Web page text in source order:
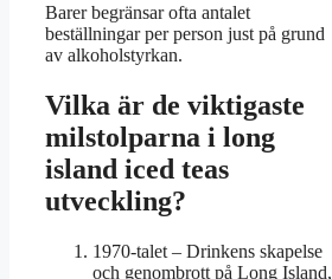
Barer begränsar ofta antalet
beställningar per person just på grund
av alkoholstyrkan.
Vilka är de viktigaste
milstolparna i long
island iced teas
utveckling?
1970-talet – Drinkens skapelse
och genombrott på Long Island,